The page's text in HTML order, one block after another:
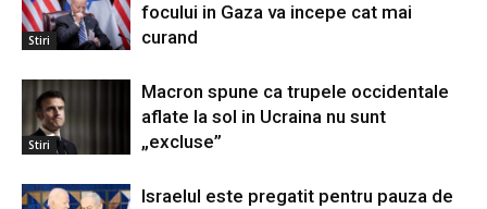
Stiri
focului in Gaza va incepe cat mai
curand
Stiri
Macron spune ca trupele occidentale
aflate la sol in Ucraina nu sunt
„excluse”
Israelul este pregatit pentru pauza de